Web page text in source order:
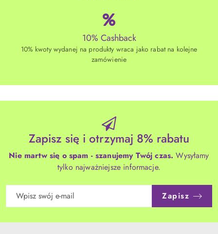
10% Cashback
10% kwoty wydanej na produkty wraca jako rabat na kolejne
zamówienie
Zapisz się i otrzymaj 8% rabatu
Nie martw się o spam - szanujemy Twój czas. Wysyłamy
tylko najważniejsze informacje.
Zapisz